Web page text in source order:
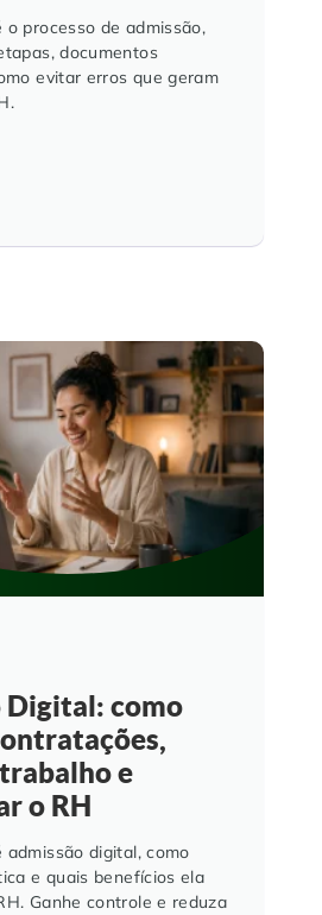
o processo de admissão,
documentos
evitar erros que geram
Digital: como
e
o RH
admissão digital, como
e quais benefícios ela
Ganhe controle e reduza